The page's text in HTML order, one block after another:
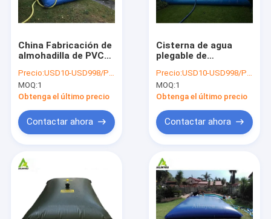
Visita a la fábrica
noticias
Tanque de almacenamiento de agua flexible
Blasera de almacenamiento de combustible
China Fabricación de
almohadilla de PVC
inflable
almacenamiento
tanque de agua
Precio:USD10-USD998/PCS
MOQ:1
Obtenga el último precio
Contactar ahora
Cisterna de agua
plegable de
de 100-100000L
Cisterna de agua
portátil
Precio:USD10-USD998/PCS
MOQ:1
Obtenga el último precio
Contactar ahora